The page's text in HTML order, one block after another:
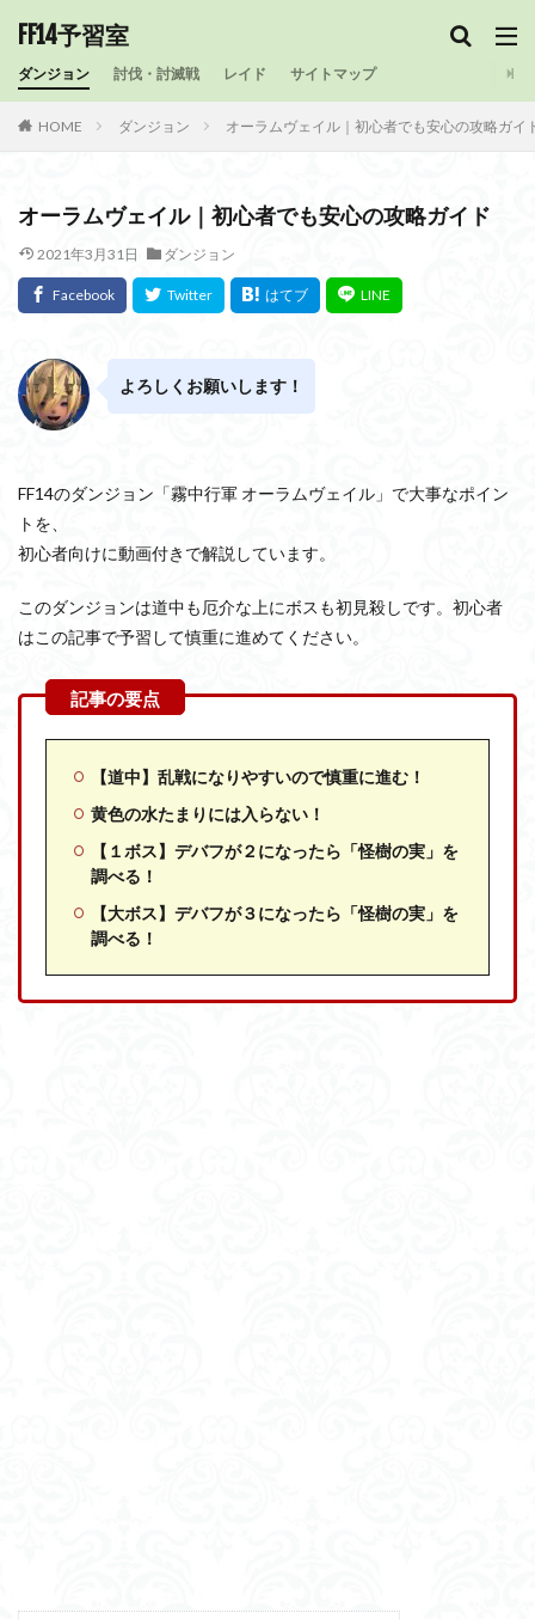
FF14予習室
ダンジョン 討伐・討滅戦 レイド サイトマップ
HOME ダンジョン オーラムヴェイル｜初心者でも安心の攻略ガイ
オーラムヴェイル｜初心者でも安心の攻略ガイド
2021年3月31日 ダンジョン
よろしくお願いします！
FF14のダンジョン「霧中行軍 オーラムヴェイル」で大事なポイン
トを、
初心者向けに動画付きで解説しています。
このダンジョンは道中も厄介な上にボスも初見殺しです。初心者
はこの記事で予習して慎重に進めてください。
【道中】乱戦になりやすいので慎重に進む！
黄色の水たまりには入らない！
【１ボス】デバフが２になったら「怪樹の実」を
調べる！
【大ボス】デバフが３になったら「怪樹の実」を
調べる！